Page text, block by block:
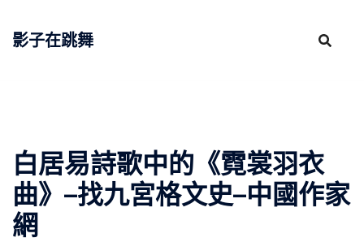
影子在跳舞
白居易詩歌中的《霓裳羽衣
曲》–找九宮格文史–中國作家
網